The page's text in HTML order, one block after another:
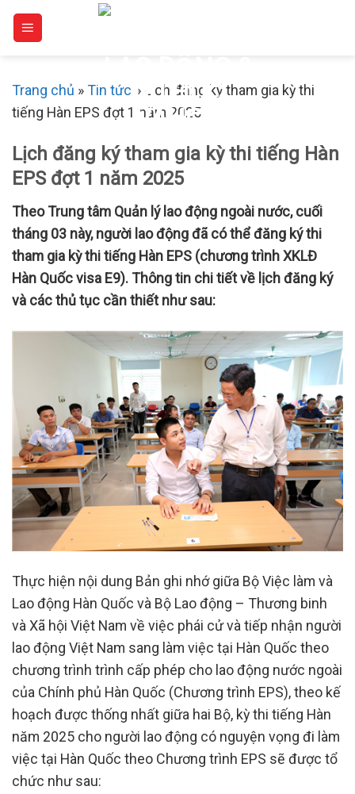
Skip
Trang chủ » Tin tức » Lịch đăng ký tham gia kỳ thi
tiếng Hàn EPS đợt 1 năm 2025
Lịch đăng ký tham gia kỳ thi tiếng Hàn
EPS đợt 1 năm 2025
Theo Trung tâm Quản lý lao động ngoài nước, cuối
tháng 03 này, người lao động đã có thể đăng ký thi
tham gia kỳ thi tiếng Hàn EPS (chương trình XKLĐ
Hàn Quốc visa E9). Thông tin chi tiết về lịch đăng ký
và các thủ tục cần thiết như sau:
Thực hiện nội dung Bản ghi nhớ giữa Bộ Việc làm và
Lao động Hàn Quốc và Bộ Lao động – Thương binh
và Xã hội Việt Nam về việc phái cử và tiếp nhận người
lao động Việt Nam sang làm việc tại Hàn Quốc theo
chương trình trình cấp phép cho lao động nước ngoài
của Chính phủ Hàn Quốc (Chương trình EPS), theo kế
hoạch được thống nhất giữa hai Bộ, kỳ thi tiếng Hàn
năm 2025 cho người lao động có nguyện vọng đi làm
việc tại Hàn Quốc theo Chương trình EPS sẽ được tổ
chức như sau: